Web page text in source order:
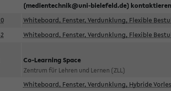
(medientechnik@uni-bielefeld.de)
Whiteboard, Fenster, Verdunklung, Flexible
Whiteboard, Fenster, Verdunklung, Flexible
Co-Learning Space
Zentrum für Lehren und Lernen (ZLL)
Whiteboard, Fenster, Verdunklung, Hybride